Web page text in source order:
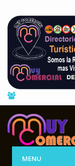
MENU